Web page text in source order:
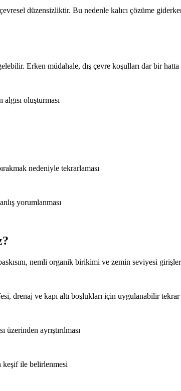
düzensizliktir. Bu nedenle kalıcı çözüme
Erken müdahale, dış çevre koşulları dar bir
oluşturması
nedeniyle tekrarlaması
yorumlanması
nemli organik birikimi ve zemin seviyesi
drenaj ve kapı altı boşlukları için uygulanabilir
üzerinden ayrıştırılması
keşif ile belirlenmesi